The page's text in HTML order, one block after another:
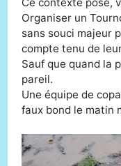
Organiser un
sans souci majeur
compte tenu de
Sauf que quand la
pareil.
Une équipe de
faux bond le matin